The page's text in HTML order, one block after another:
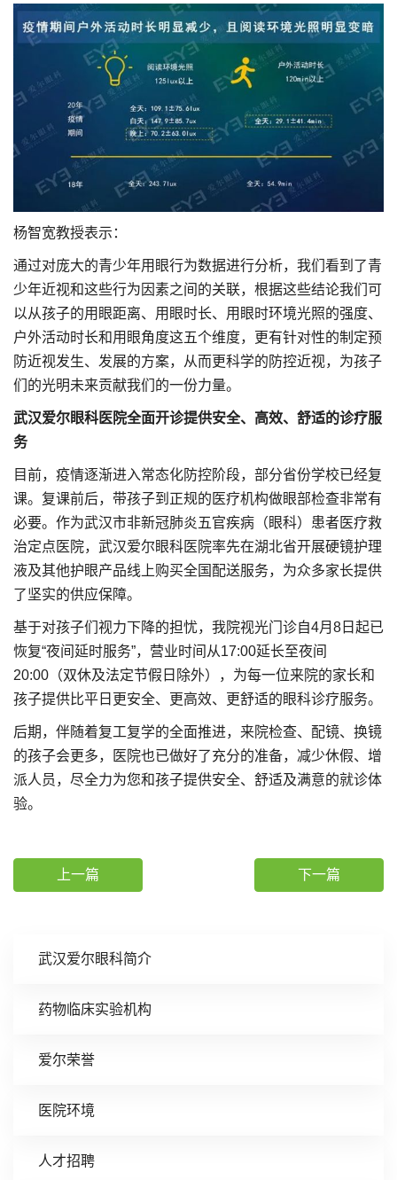
武汉爱尔眼科简介
药物临床实验机构
爱尔荣誉
医院环境
人才招聘
杨智宽教授表示：
通过对庞大的青少年用眼行为数据进行分析，我们看到了青
少年近视和这些行为因素之间的关联，根据这些结论我们可
以从孩子的用眼距离、用眼时长、用眼时环境光照的强度、
户外活动时长和用眼角度这五个维度，更有针对性的制定预
防近视发生、发展的方案，从而更科学的防控近视，为孩子
们的光明未来贡献我们的一份力量。
武汉爱尔眼科医院全面开诊提供安全、高效、舒适的诊疗服
务
目前，疫情逐渐进入常态化防控阶段，部分省份学校已经复
课。复课前后，带孩子到正规的医疗机构做眼部检查非常有
必要。作为武汉市非新冠肺炎五官疾病（眼科）患者医疗救
治定点医院，武汉爱尔眼科医院率先在湖北省开展硬镜护理
液及其他护眼产品线上购买全国配送服务，为众多家长提供
了坚实的供应保障。
基于对孩子们视力下降的担忧，我院视光门诊自4月8日起已
恢复“夜间延时服务”，营业时间从17:00延长至夜间
20:00（双休及法定节假日除外），为每一位来院的家长和
孩子提供比平日更安全、更高效、更舒适的眼科诊疗服务。
后期，伴随着复工复学的全面推进，来院检查、配镜、换镜
的孩子会更多，医院也已做好了充分的准备，减少休假、增
派人员，尽全力为您和孩子提供安全、舒适及满意的就诊体
验。
上一篇 下一篇